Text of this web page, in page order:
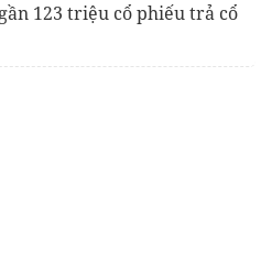
123 triệu cổ phiếu trả cổ